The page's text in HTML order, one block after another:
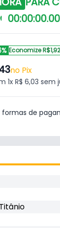
00:00:00.
Economize R$1,92
no Pix
1x R$ 6,03 sem
formas de